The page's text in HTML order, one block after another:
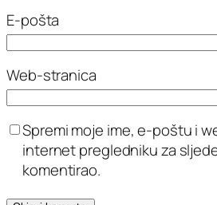
E-pošta
Web-stranica
Spremi moje ime, e-poštu i
internet pregledniku za
komentirao.